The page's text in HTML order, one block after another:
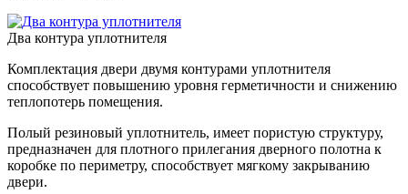
Два контура уплотнителя
Комплектация двери двумя контурами уплотнителя
способствует повышению уровня герметичности и снижению
теплопотерь помещения.
Полый резиновый уплотнитель, имеет пористую структуру,
предназначен для плотного прилегания дверного полотна к
коробке по периметру, способствует мягкому закрыванию
двери.